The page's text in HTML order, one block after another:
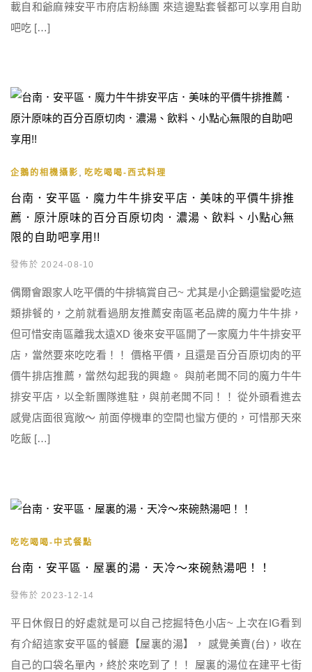
載自和爺麻辣安平市府店粉絲團 來這邊點套餐都可以享用自助
吧吃 […]
企鵝的相機攝影 吃吃喝喝-西式料理
台南．安平區．魔力牛牛排安平店．美味的平價牛排推
薦．原汁原味的百分百原切肉．濃湯、飲料、小點心無
限的自助吧享用!!
發佈於 2024-08-10
偶爾會跟家人吃平價的牛排犒賞自己~ 尤其是小企鵝還蠻愛吃這
類排餐的，之前就看過朋友推薦安南區老品牌的魔力牛牛排，
但可惜安南區離我太遠XD 後來安平區開了一家魔力牛牛排安平
店，當然要來吃吃看！！ 價格平價，且還是百分百原切肉的平
價牛排店推薦，當然勾起我的興趣。 與前老闆不同的魔力牛牛
排安平店，以全新團隊進駐，與前老闆不同！！ 從外頭看進去
感覺店面很寬敞～ 前面停機車的空間也蠻方便的，可惜那天來
吃飯 […]
吃吃喝喝-中式餐點
台南．安平區．屋裏的湯．天冷～來碗熱湯吧！！
發佈於 2023-12-14
平日休假日的好處就是可以自己挖掘特色小店~ 上次在IG看到
有介紹這家安平區的餐廳【屋裏的湯】， 感覺美賣(台)，收在
自己的口袋名單內，終於來吃到了！！ 屋裏的湯位在建平七街